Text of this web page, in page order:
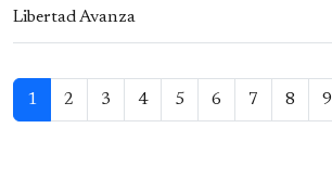
Paginación
1 2 3 4 5 6 7 8 9